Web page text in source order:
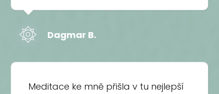
Dagmar B.
Meditace ke mně přišla v tu nejlepší